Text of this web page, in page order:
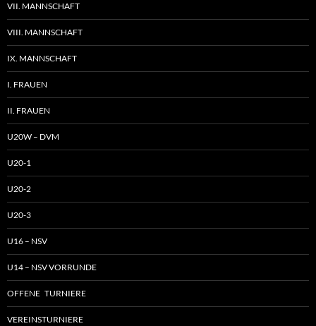
VII. MANNSCHAFT
VIII. MANNSCHAFT
IX. MANNSCHAFT
I. FRAUEN
II. FRAUEN
U20W – DVM
U20-1
U20-2
U20-3
U16 – NSV
U14 – NSV VORRUNDE
OFFENE TURNIERE
VEREINSTURNIERE